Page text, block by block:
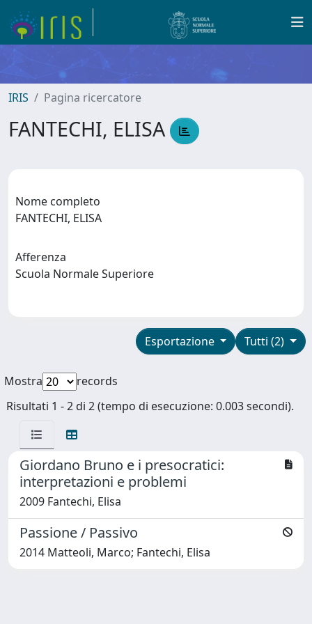
IRIS Pagina ricercatore
FANTECHI, ELISA
Nome completo
FANTECHI, ELISA
Afferenza
Scuola Normale Superiore
Tutti (2)
Esportazione
Mostra
records
Risultati 1 - 2 di 2 (tempo di esecuzione: 0.003 secondi).
Giordano Bruno e i presocratici:
interpretazioni e problemi
2009 Fantechi, Elisa
Passione / Passivo
2014 Matteoli, Marco; Fantechi, Elisa